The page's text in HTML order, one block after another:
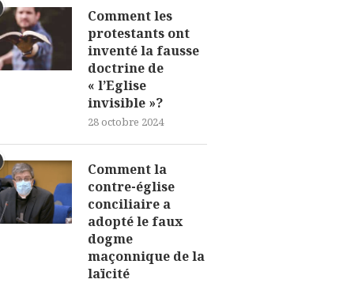
Comment les
protestants ont
inventé la fausse
doctrine de
« l’Eglise
invisible »?
28 octobre 2024
Comment la
contre-église
conciliaire a
adopté le faux
dogme
maçonnique de la
laïcité